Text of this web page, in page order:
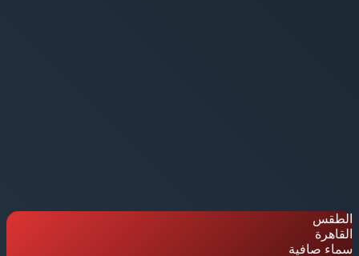
الطقس
القاهرة
سماء صافية